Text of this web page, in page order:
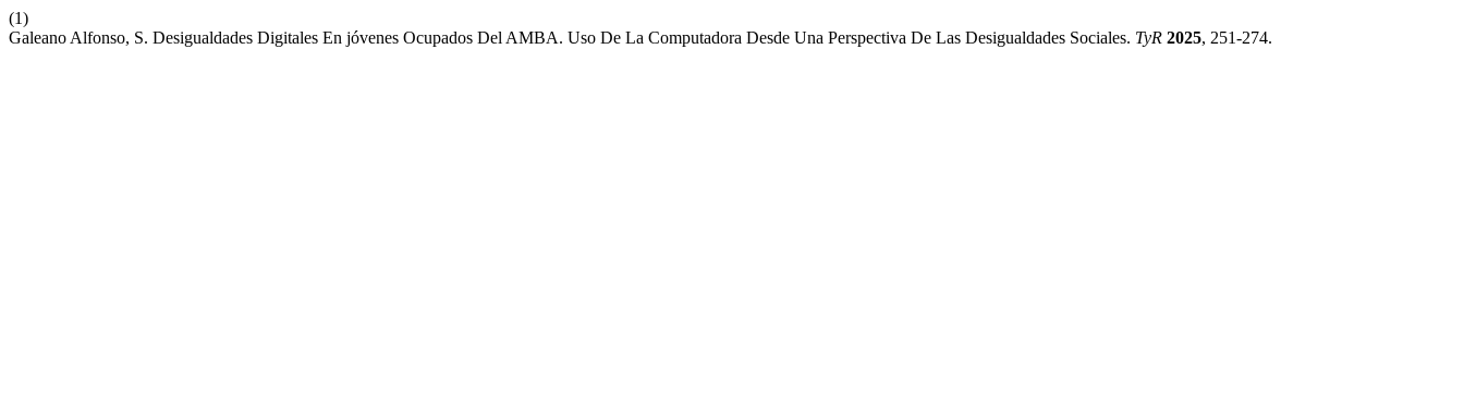
(1)
Galeano Alfonso, S. Desigualdades Digitales En jóvenes Ocupados Del AMBA. Uso De La Computadora Desde Una Perspectiva De Las Desigualdades Sociales. TyR 2025, 251-274.